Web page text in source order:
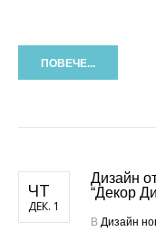
ПОВЕЧЕ...
ЧТ
ДЕК. 1
Дизайн
“Декор
В Дизайн